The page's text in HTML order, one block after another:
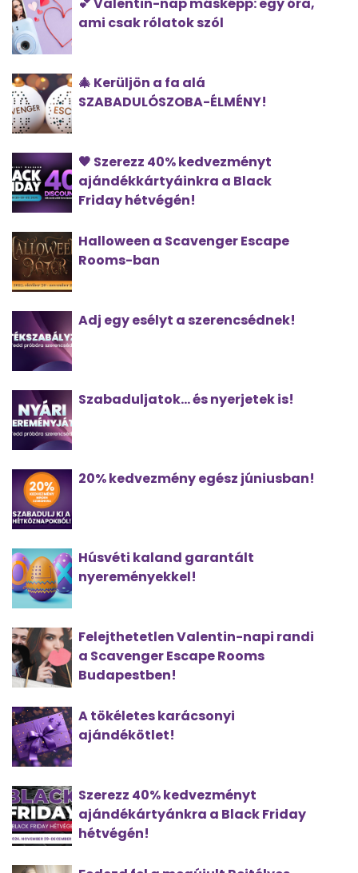
💕 Valentin-nap másképp: egy óra,
ami csak rólatok szól
🎄 Kerüljön a fa alá
SZABADULÓSZOBA-ÉLMÉNY!
🖤 Szerezz 40% kedvezményt
ajándékkártyáinkra a Black
Friday hétvégén!
Halloween a Scavenger Escape
Rooms-ban
Adj egy esélyt a szerencsédnek!
Szabaduljatok... és nyerjetek is!
20% kedvezmény egész júniusban!
Húsvéti kaland garantált
nyereményekkel!
Felejthetetlen Valentin-napi randi
a Scavenger Escape Rooms
Budapestben!
A tökéletes karácsonyi
ajándékötlet!
Szerezz 40% kedvezményt
ajándékártyánkra a Black Friday
hétvégén!